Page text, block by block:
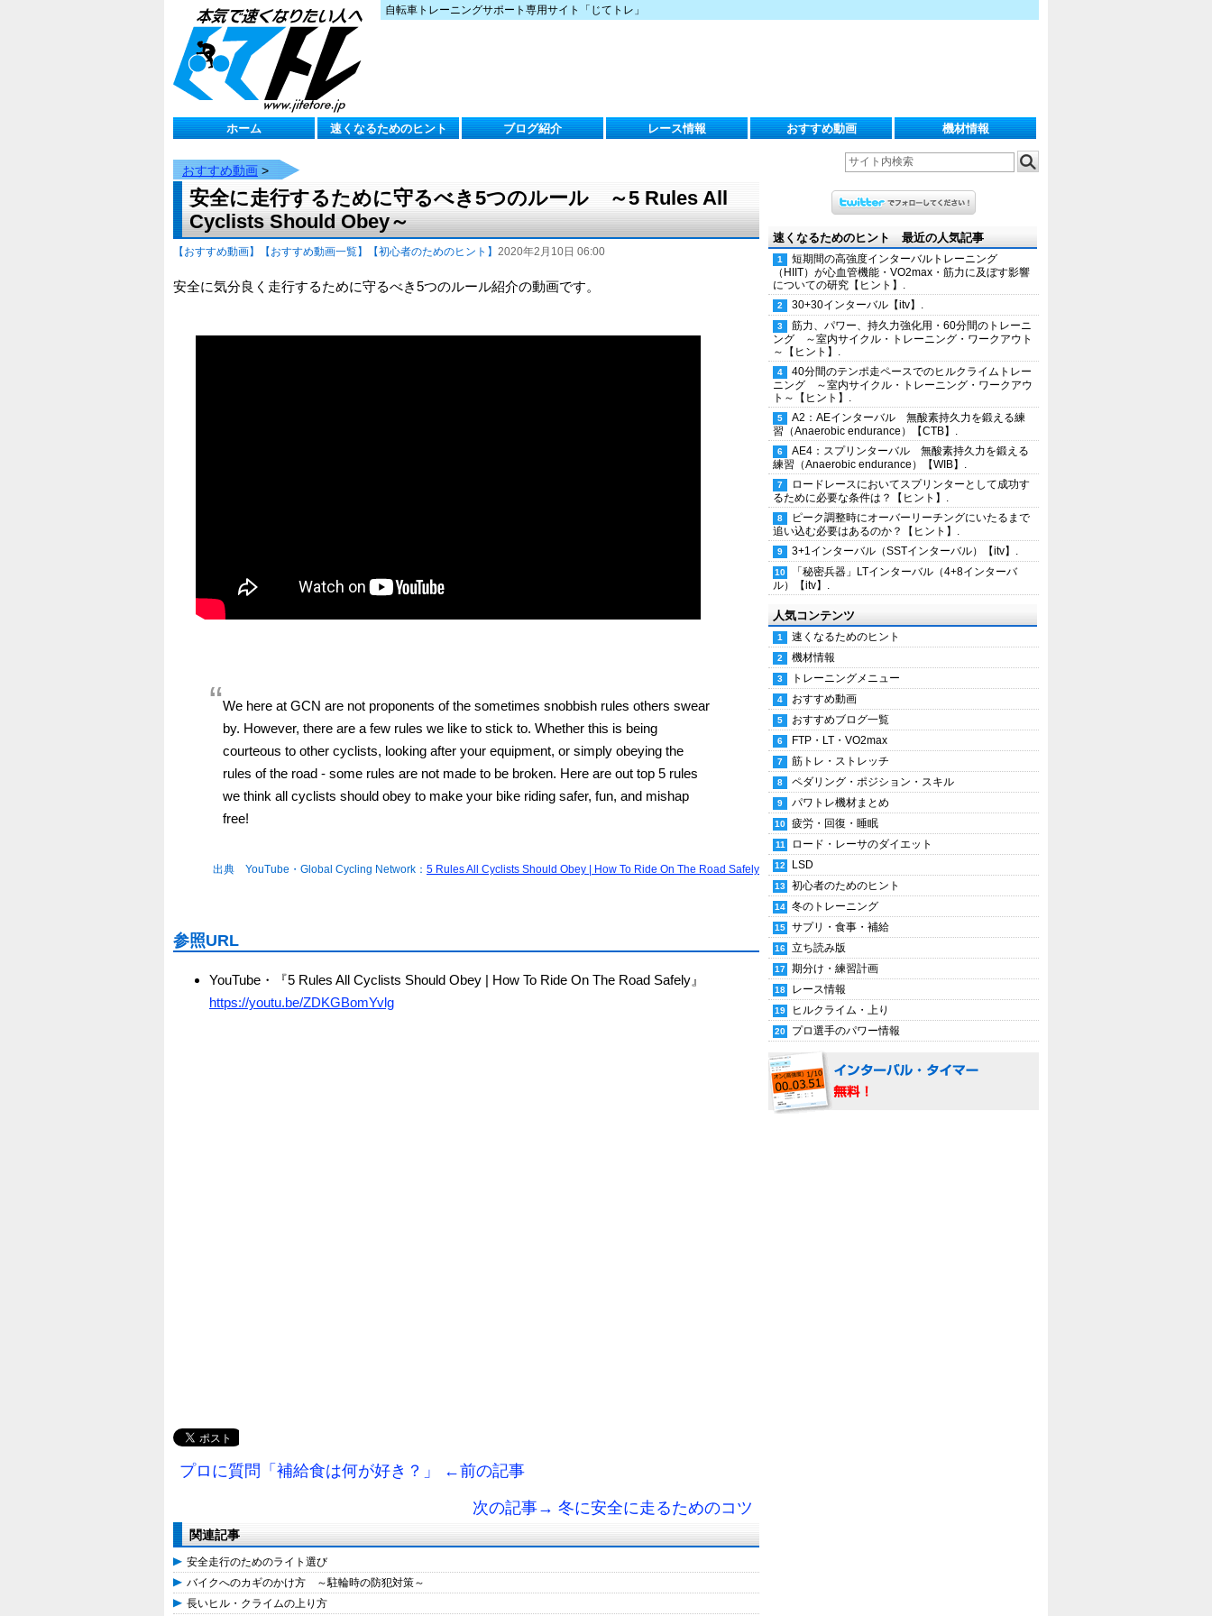
自転車トレーニングサポート専用サイト「じてトレ」
ホーム 速くなるためのヒント ブログ紹介 レース情報 おすすめ動画 機材情報
おすすめ動画 >
安全に走行するために守るべき5つのルール ～5 Rules All
Cyclists Should Obey～
【おすすめ動画】 【おすすめ動画一覧】 【初心者のためのヒント】 2020年2月10日 06:00
安全に気分良く走行するために守るべき5つのルール紹介の動画です。
We here at GCN are not proponents of the sometimes snobbish rules others swear
by. However, there are a few rules we like to stick to. Whether this is being
courteous to other cyclists, looking after your equipment, or simply obeying the
rules of the road - some rules are not made to be broken. Here are out top 5 rules
we think all cyclists should obey to make your bike riding safer, fun, and mishap
free!
出典 YouTube・Global Cycling Network： 5 Rules All Cyclists Should Obey | How To Ride On The Road Safely
参照URL
YouTube・『5 Rules All Cyclists Should Obey | How To Ride On The Road Safely』
https://youtu.be/ZDKGBomYvlg
プロに質問「補給食は何が好き？」 ←前の記事
次の記事→ 冬に安全に走るためのコツ
関連記事
安全走行のためのライト選び
バイクへのカギのかけ方 ～駐輪時の防犯対策～
長いヒル・クライムの上り方
速くなるためのヒント 最近の人気記事
短期間の高強度インターバルトレーニング
（HIIT）が心血管機能・VO2max・筋力に及ぼす影響
についての研究【ヒント】.
30+30インターバル【itv】.
筋力、パワー、持久力強化用・60分間のトレーニ
ング ～室内サイクル・トレーニング・ワークアウト
～【ヒント】.
40分間のテンポ走ペースでのヒルクライムトレー
ニング ～室内サイクル・トレーニング・ワークアウ
ト～【ヒント】.
A2：AEインターバル 無酸素持久力を鍛える練
習（Anaerobic endurance）【CTB】.
AE4：スプリンターバル 無酸素持久力を鍛える
練習（Anaerobic endurance）【WIB】.
ロードレースにおいてスプリンターとして成功す
るために必要な条件は？【ヒント】.
ピーク調整時にオーバーリーチングにいたるまで
追い込む必要はあるのか？【ヒント】.
3+1インターバル（SSTインターバル）【itv】.
「秘密兵器」LTインターバル（4+8インターバ
ル）【itv】.
人気コンテンツ
速くなるためのヒント
機材情報
トレーニングメニュー
おすすめ動画
おすすめブログ一覧
FTP・LT・VO2max
筋トレ・ストレッチ
ペダリング・ポジション・スキル
パワトレ機材まとめ
疲労・回復・睡眠
ロード・レーサのダイエット
LSD
初心者のためのヒント
冬のトレーニング
サプリ・食事・補給
立ち読み版
期分け・練習計画
レース情報
ヒルクライム・上り
プロ選手のパワー情報